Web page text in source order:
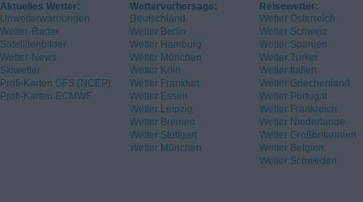
Aktuelles Wetter:
Unwetterwarnungen
Wetter-Radar
Satellitenbilder
Wetter-News
Skiwetter
Profi-Karten GFS (NCEP)
Profi-Karten ECMWF
Wettervorhersage:
Deutschland
Wetter Berlin
Wetter Hamburg
Wetter München
Wetter Köln
Wetter Frankfurt
Wetter Essen
Wetter Leipzig
Wetter Bremen
Wetter Stuttgart
Wetter München
Reisewetter:
Wetter Österreich
Wetter Schweiz
Wetter Spanien
Wetter Türkei
Wetter Italien
Wetter Griechenland
Wetter Portugal
Wetter Frankreich
Wetter Niederlande
Wetter Großbritannien
Wetter Belgien
Wetter Schweden